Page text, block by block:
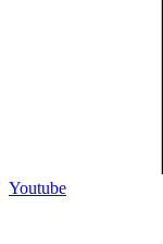
Youtube